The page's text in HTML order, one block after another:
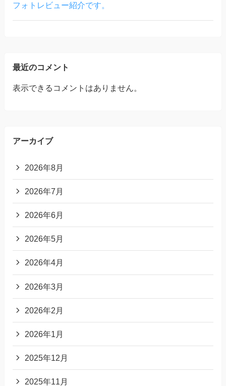
フォトレビュー紹介です。
最近のコメント
表示できるコメントはありません。
アーカイブ
2026年8月
2026年7月
2026年6月
2026年5月
2026年4月
2026年3月
2026年2月
2026年1月
2025年12月
2025年11月